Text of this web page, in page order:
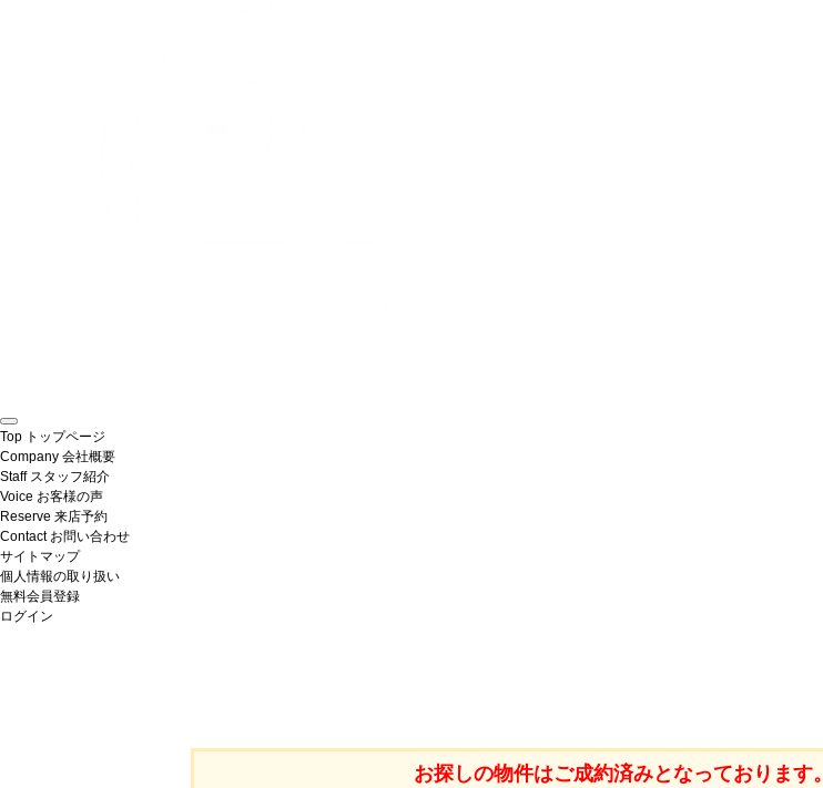
Top トップページ
Company 会社概要
Staff スタッフ紹介
Voice お客様の声
Reserve 来店予約
Contact お問い合わせ
サイトマップ
個人情報の取り扱い
無料会員登録
ログイン
お探しの物件はご成約済みとなっております。